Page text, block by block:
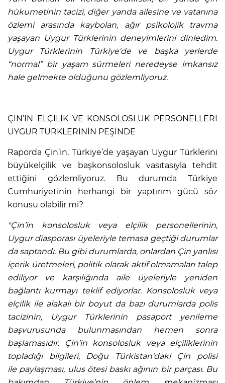
hükumetinin tacizi, diğer yanda ailesine ve vatanına
özlemi arasında kaybolan, ağır psikolojik travma
yaşayan Uygur Türklerinin deneyimlerini dinledim.
Uygur Türklerinin Türkiye'de ve başka yerlerde
“normal” bir yaşam sürmeleri neredeyse imkansız
hale gelmekte olduğunu gözlemliyoruz.
ÇİN’İN ELÇİLİK VE KONSOLOSLUK PERSONELLERİ
UYGUR TÜRKLERİNİN PEŞİNDE
Raporda Çin’in, Türkiye’de yaşayan Uygur Türklerini
büyükelçilik ve başkonsolosluk vasıtasıyla tehdit
ettiğini gözlemliyoruz. Bu durumda Türkiye
Cumhuriyetinin herhangi bir yaptırım gücü söz
konusu olabilir mi?
"Çin’in konsolosluk veya elçilik personellerinin,
Uygur diasporası üyeleriyle temasa geçtiği durumlar
da saptandı. Bu gibi durumlarda, onlardan Çin yanlısı
içerik üretmeleri, politik olarak aktif olmamaları talep
ediliyor ve karşılığında aile üyeleriyle yeniden
bağlantı kurmayı teklif ediyorlar. Konsolosluk veya
elçilik ile alakalı bir boyut da bazı durumlarda polis
tacizinin, Uygur Türklerinin pasaport yenileme
başvurusunda bulunmasından hemen sonra
başlamasıdır. Çin’in konsoloslukveya elçiliklerinin
topladığı bilgileri, Doğu Türkistan'daki Çin polisi
ile paylaşması, ulus ötesi baskı ağının bir parçası. Bu